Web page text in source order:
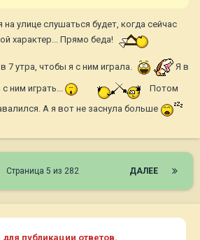
улице слушаться будет, когда сейчас
характер... Прямо беда!
7 утра, чтобы я с ним играла. Я в
ним играть...
Потом
А я вот не заснула больше
ДАЛЕЕ
Страница 5 из 282
публикации ответов.